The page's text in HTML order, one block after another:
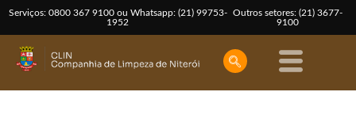
Serviços: 0800 367 9100 ou Whatsapp: (21) 99753-
1952
Outros setores: (21) 3677-
9100